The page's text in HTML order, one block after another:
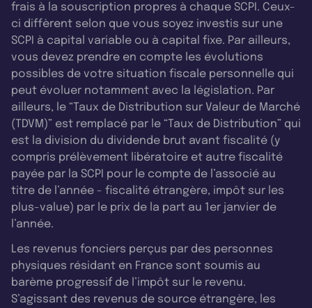
frais à la souscription propres à chaque SCPI. Ceux-
ci diffèrent selon que vous soyez investis sur une
SCPI à capital variable ou à capital fixe. Par ailleurs,
vous devez prendre en compte les évolutions
possibles de votre situation fiscale personnelle qui
peut évoluer notamment avec la législation. Par
ailleurs, le “Taux de Distribution sur Valeur de Marché
(TDVM)” est remplacé par le “Taux de Distribution” qui
est la division du dividende brut avant fiscalité (y
compris prélèvement libératoire et autre fiscalité
payée par la SCPI pour le compte de l’associé au
titre de l’année - fiscalité étrangère, impôt sur les
plus-value) par le prix de la part au 1er janvier de
l’année.
Les revenus fonciers perçus par des personnes
physiques résidant en France sont soumis au
barème progressif de l’impôt sur le revenu.
S’agissant des revenus de source étrangère, les